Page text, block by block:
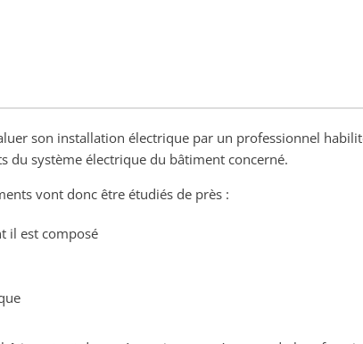
son installation électrique par un professionnel
du système électrique du bâtiment concerné.
vont donc être étudiés de près :
il est composé